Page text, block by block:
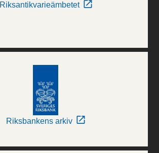
Riksantikvarieämbetet
Riksbankens arkiv